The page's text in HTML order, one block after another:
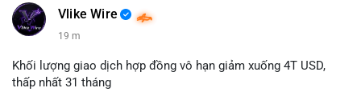
📰 Nguồn: Cointelegraph
Vlike Wire
19 m
Khối lượng giao dịch hợp đồng vô hạn giảm xuống 4T USD,
thấp nhất 31 tháng